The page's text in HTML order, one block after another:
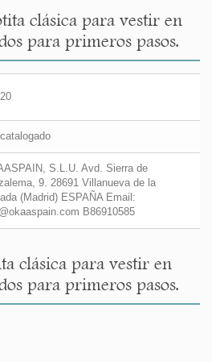
clásica para vestir en
para primeros pasos.
S.L.U. Avd. Sierra de
9. 28691 Villanueva de la
(Madrid) ESPAÑA Email:
B86910585
clásica para vestir en
para primeros pasos.